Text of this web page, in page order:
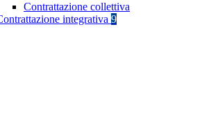
Contrattazione collettiva
integrativa 9